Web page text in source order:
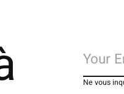
Ne vous